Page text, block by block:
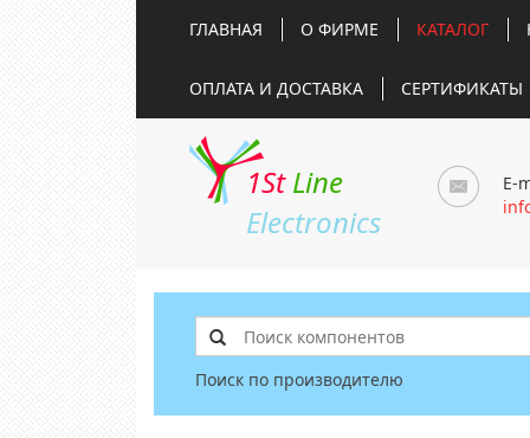
ГЛАВНАЯ О ФИРМЕ КАТАЛОГ
ОПЛАТА И ДОСТАВКА СЕРТИФИКАТЫ
1St Line
Electronics
E-
Поиск по производителю